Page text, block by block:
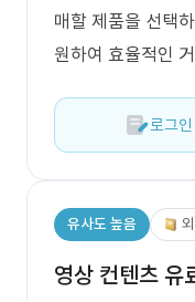
매할 제품을 선택
원하여 효율적인
로그
유사도 높음
영상 컨텐츠 유